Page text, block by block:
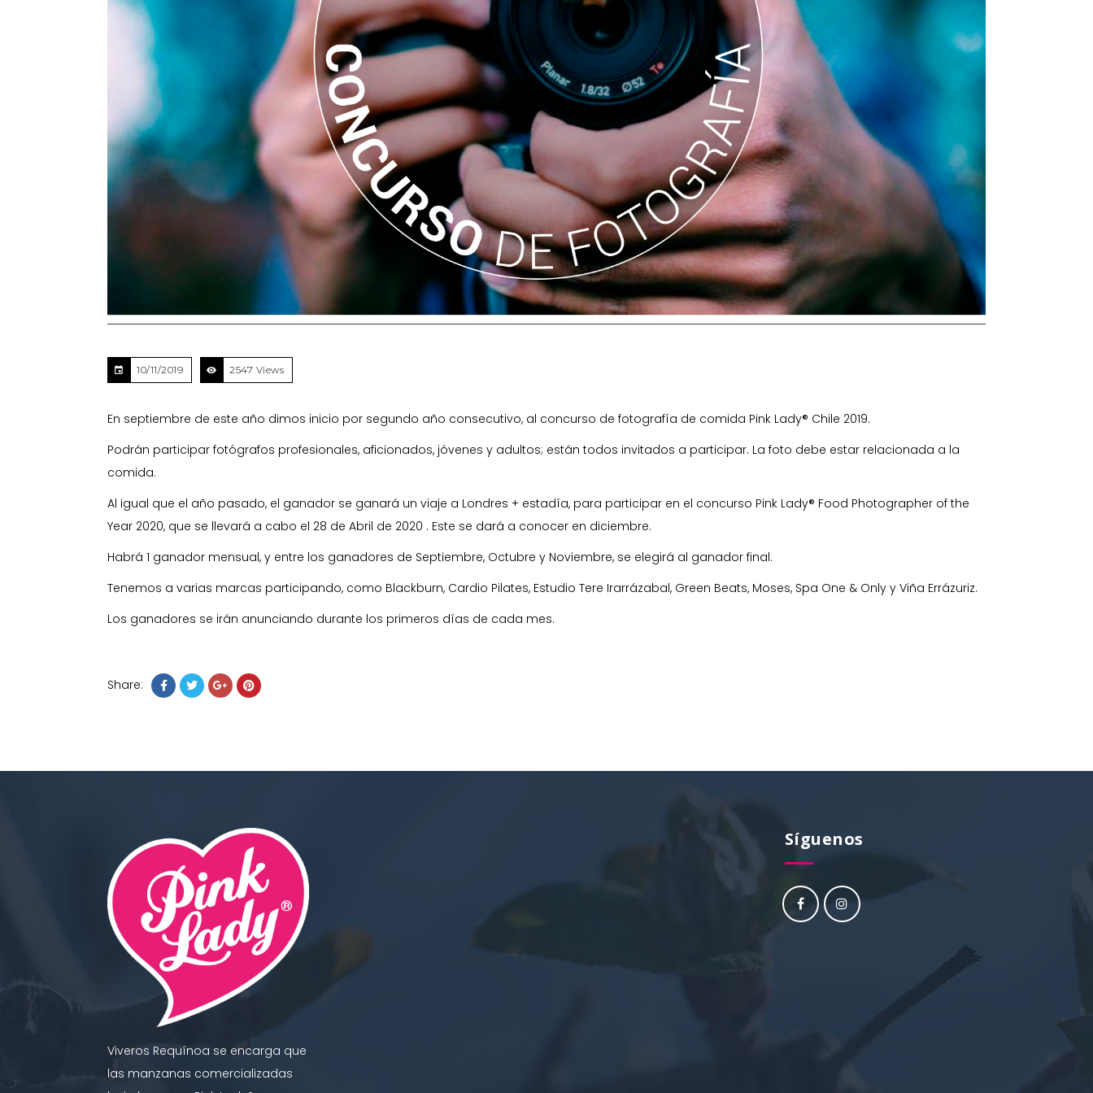
10/11/2019 2547 Views
En septiembre de este año dimos inicio por segundo año consecutivo, al concurso de fotografía de comida Pink Lady® Chile 2019.
Podrán participar fotógrafos profesionales, aficionados, jóvenes y adultos; están todos invitados a participar. La foto debe estar relacionada a la
comida.
Al igual que el año pasado, el ganador se ganará un viaje a Londres + estadía, para participar en el concurso Pink Lady® Food Photographer of the
Year 2020, que se llevará a cabo el 28 de Abril de 2020 . Este se dará a conocer en diciembre.
Habrá 1 ganador mensual, y entre los ganadores de Septiembre, Octubre y Noviembre, se elegirá al ganador final.
Tenemos a varias marcas participando, como Blackburn, Cardio Pilates, Estudio Tere Irarrázabal, Green Beats, Moses, Spa One & Only y Viña Errázuriz.
Los ganadores se irán anunciando durante los primeros días de cada mes.
Share:
Viveros Requínoa se encarga que
las manzanas comercializadas
Síguenos